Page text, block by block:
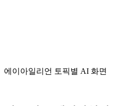
에이아일리언 토픽별 AI 화면